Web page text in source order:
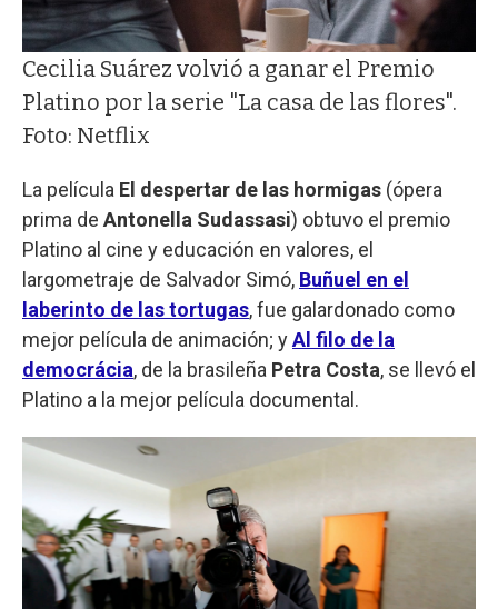
Cecilia Suárez volvió a ganar el Premio
Platino por la serie "La casa de las flores".
Foto: Netflix
La película El despertar de las hormigas (ópera
prima de Antonella Sudassasi) obtuvo el premio
Platino al cine y educación en valores, el
largometraje de Salvador Simó, Buñuel en el
laberinto de las tortugas, fue galardonado como
mejor película de animación; yAl filo de la
democrácia, de la brasileña Petra Costa, se llevó el
Platino a la mejor película documental.